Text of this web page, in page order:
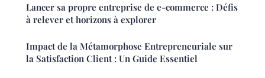
Lancer sa propre entreprise de e-commerce : Défis
à relever et horizons à explorer
Impact de la Métamorphose Entrepreneuriale sur
la Satisfaction Client : Un Guide Essentiel